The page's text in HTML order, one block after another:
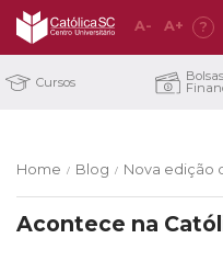
A- A+ ?
Cursos
Home / Blog / Nova edição
Acontece na